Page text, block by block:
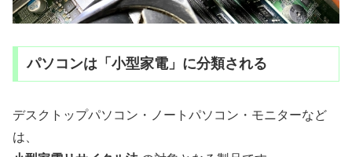
パソコンは「小型家電」に分類される
デスクトップパソコン・ノートパソコン・モニターなど
は、